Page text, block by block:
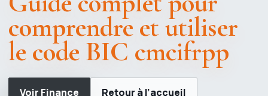
comprendre et utiliser
le code BIC cmcifrpp
Voir Finance Retour à l’accueil